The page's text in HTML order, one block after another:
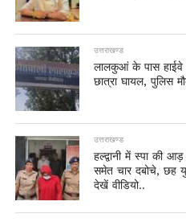
उत्तराखण्ड
लालकुआं के पास हाईवे
छात्रा घायल, पुलिस
उत्तराखण्ड
हल्द्वानी में स्पा की
समेत चार दबोचे, छह
देखें वीडियो..